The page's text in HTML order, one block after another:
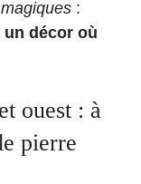
:
décor où
ouest : à
pierre